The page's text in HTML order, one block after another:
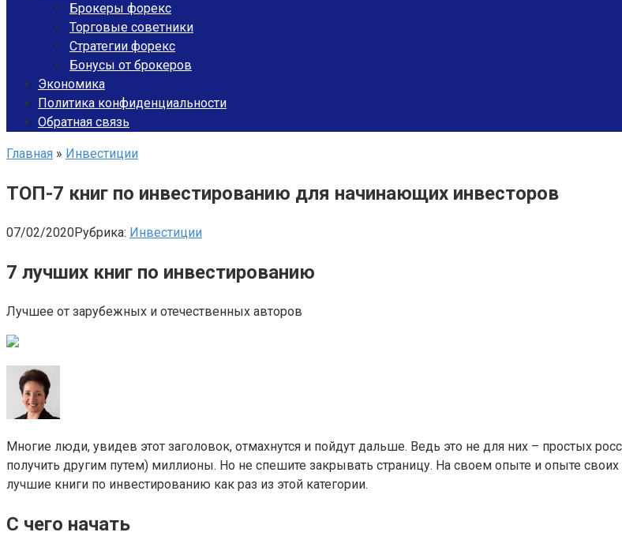
Брокеры форекс
Торговые советники
Стратегии форекс
Бонусы от брокеров
Экономика
Политика конфиденциальности
Обратная связь
Главная » Инвестиции
ТОП-7 книг по инвестированию для начинающих инвесторов
07/02/2020Рубрика: Инвестиции
7 лучших книг по инвестированию
Лучшее от зарубежных и отечественных авторов
Многие люди, увидев этот заголовок, отмахнутся и пойдут дальше. Ведь это не для них – простых
получить другим путем) миллионы. Но не спешите закрывать страницу. На своем опыте и опыте
лучшие книги по инвестированию как раз из этой категории.
С чего начать